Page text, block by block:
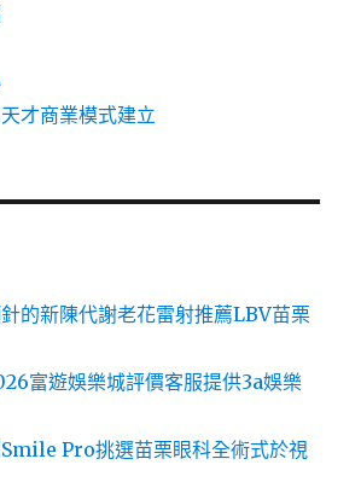
才商業模式建立
的新陳代謝老花雷射推薦LBV苗栗
富遊娛樂城評價客服提供3a娛樂
Pro挑選苗栗眼科全術式於視